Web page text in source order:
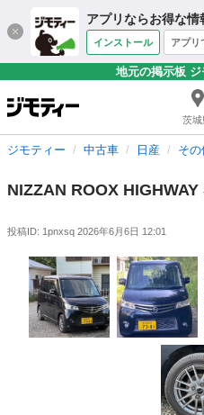
アプリならお得な情
インストール アプリ
地元の掲示板
茨城
ジモティー 中古車 日産 その
NIZZAN ROOX HIGHWAY
投稿ID: 1pnxsq 2026年6月6日 12:01